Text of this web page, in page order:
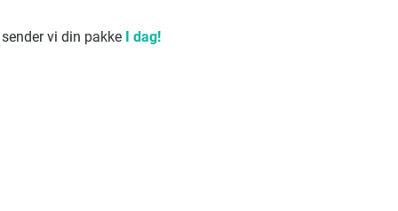
vi din pakke I dag!